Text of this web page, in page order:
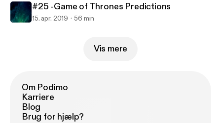
#25 -Game of Thrones Predictions
15. apr. 2019 56 min
Vis mere
Om Podimo
Karriere
Blog
Brug for hjælp?